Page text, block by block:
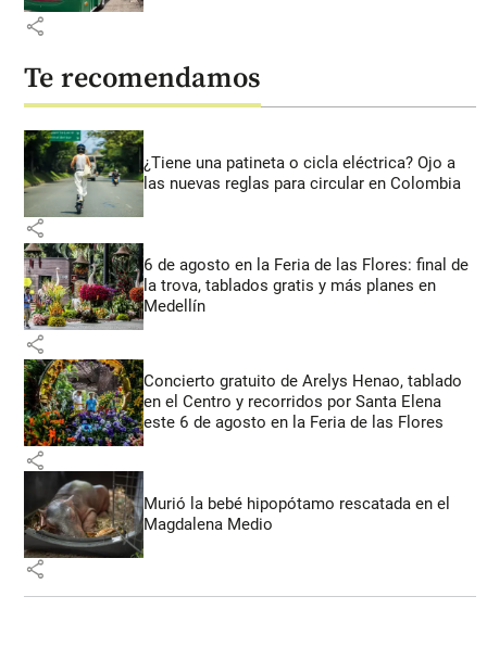
share
Te recomendamos
¿Tiene una patineta o cicla eléctrica? Ojo a
las nuevas reglas para circular en Colombia
share
6 de agosto en la Feria de las Flores: final de
la trova, tablados gratis y más planes en
Medellín
share
Concierto gratuito de Arelys Henao, tablado
en el Centro y recorridos por Santa Elena
este 6 de agosto en la Feria de las Flores
share
Murió la bebé hipopótamo rescatada en el
Magdalena Medio
share